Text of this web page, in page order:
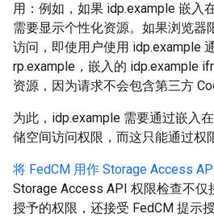
用：例如，如果 idp.example 嵌入
需要显示个性化资源。如果浏览器
访问，即使用户使用 idp.example
rp.example，嵌入的 idp.example
资源，因为请求不会包含第三方
为此，idp.example 需要通过嵌入
储空间访问权限，而这只能通过权
将 FedCM 用作 Storage Access
Storage Access API 权限检查不
授予的权限，还接受 FedCM 提示